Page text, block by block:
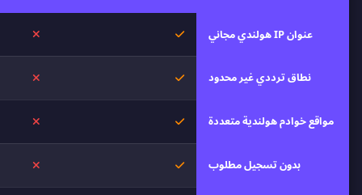
عنوان IP هولندي مجاني نعم
نطاق ترددي غير محدود نعم
مواقع خوادم هولندية متعددة نعم
بدون تسجيل مطلوب نعم